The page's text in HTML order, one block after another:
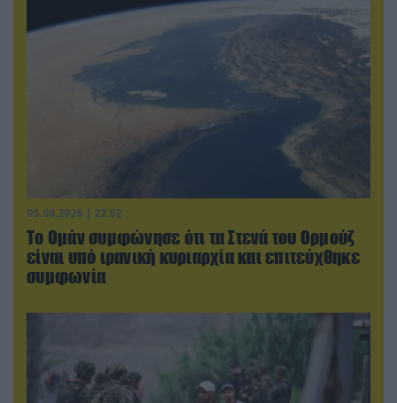
05.08.2026 | 22:02
Το Ομάν συμφώνησε ότι τα Στενά του Ορμούζ
είναι υπό ιρανική κυριαρχία και επιτεύχθηκε
συμφωνία